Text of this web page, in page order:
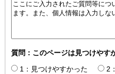
質問：このページは見つけやす
1：見つけやすかった
2